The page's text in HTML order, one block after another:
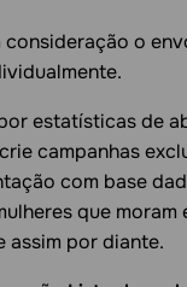
o
estatísticas de
campanhas
com base
que
assim por diante.